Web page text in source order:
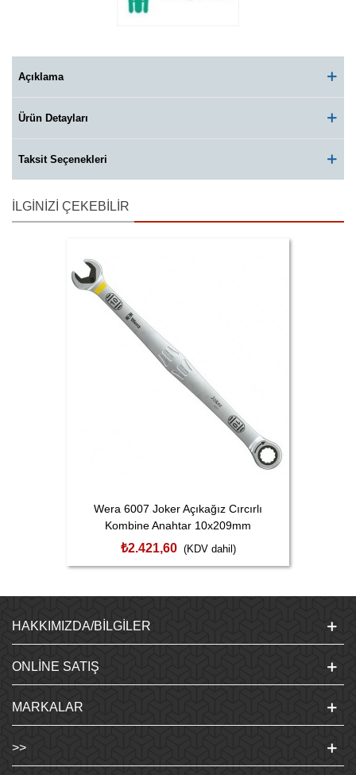
Açıklama
Ürün Detayları
Taksit Seçenekleri
İLGINIZI ÇEKEBILIR
Wera 6007 Joker Açıkağız Cırcırlı
Kombine Anahtar 10x209mm
05020351001
₺2.421,60 (KDV dahil)
HAKKIMIZDA/BILGILER
ONLINE SATIŞ
MARKALAR
>>